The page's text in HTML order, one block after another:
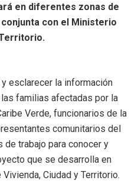
en diferentes zonas de
con el Ministerio
esclarecer la información
familias afectadas por la
Verde, funcionarios de la
comunitarios del
de trabajo para conocer y
que se desarrolla en
Ciudad y Territorio.